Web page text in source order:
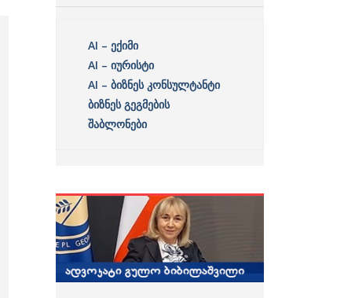
AI – ექიმი
AI – იურისტი
AI – ბიზნეს კონსულტანტი
ბიზნეს გეგმების
შაბლონები